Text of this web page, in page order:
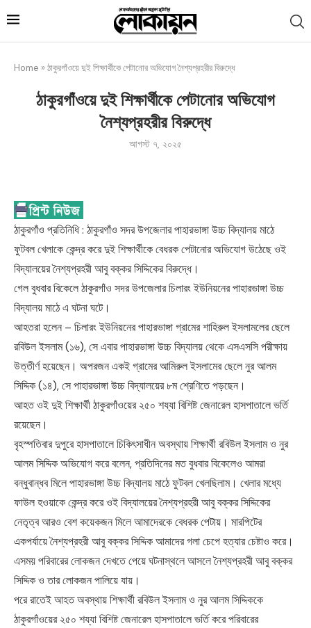
Home » ঠাকুরগাঁওয়ে দুই শিক্ষার্থীকে পেটানোর অভিযোগ নৈশ্যপ্রহরীর বিরুদ্ধে
ঠাকুরগাঁওয়ে দুই শিক্ষার্থীকে পেটানোর অভিযোগ
নৈশ্যপ্রহরীর বিরুদ্ধে
আগস্ট ৭, ২০২৫
ঠাকুরগাঁও প্রতিনিধি : ঠাকুরগাঁও সদর উপজেলার পাহারভাঙ্গা উচ্চ বিদ্যালয় মাঠে
ফুটবল খেলাকে কেন্দ্র করে দুই শিক্ষার্থীকে বেধরক পেটানোর অভিযোগ উঠেছে ওই
বিদ্যালয়ের নৈশ্যপ্রহরী আবু বক্কর সিদ্দিকের বিরুদ্ধে।
গেল বুধবার বিকেলে ঠাকুরগাঁও সদর উপজেলার চিলারং ইউনিয়নের পাহারভাঙ্গা উচ্চ
বিদ্যালয় মাঠে এ ঘটনা ঘটে।
আহতরা হলেন – চিলারং ইউনিয়নের পাহারভাঙ্গা গ্রামের শাহিরুল ইসলামলের ছেলে
রবিউল ইসলাম (১৬), সে এবার পাহারভাঙ্গা উচ্চ বিদ্যালয় থেকে এসএসসি পরীক্ষায়
উত্তীর্ণ হয়েছেন। অপরজন একই গ্রামের আমিরুল ইসলামের ছেলে নুর আলম
সিদ্দিক (১৪), সে পাহারভাঙ্গা উচ্চ বিদ্যালয়ের ৮ম শ্রেণিতে পড়ছেন।
আহত ওই দুই শিক্ষার্থী ঠাকুরগাঁওয়ের ২৫০ শয্যা বিশিষ্ট জেনারেল হাসপাতালে ভর্তি
রয়েছেন।
বৃহস্পতিবার দুপুরে হাসপাতালে চিকিৎসাধীন অবস্থায় শিক্ষার্থী রবিউল ইসলাম ও নুর
আলম সিদ্দিক অভিযোগ করে বলেন, প্রতিদিনের মত বুধবার বিকেলেও আমরা
বন্ধুবান্ধব মিলে পাহারভাঙ্গা উচ্চ বিদ্যালয় মাঠে ফুটবল খেলছিলাম। খেলার মধ্যে
ফাউল হওয়াকে কেন্দ্র করে ওই বিদ্যালয়ের নৈশ্যপ্রহরী আবু বক্কর সিদ্দিকের
নেতৃত্ব আরও বেশ কয়েকজন মিলে আমাদেরকে বেধরক পেটায়। মারপিটের
একপর্যায়ে নৈশ্যপ্রহরী আবু বক্কর সিদ্দিক আমাদের গলা চেপে হত্যার চেষ্টাও করে।
এসময় পরিবারের লোকজন দেখতে পেয়ে ঘটনাস্থলে আসলে নৈশ্যপ্রহরী আবু বক্কর
সিদ্দিক ও তার লোকজন পালিয়ে যায়।
পরে রাতেই আহত অবস্থায় শিক্ষার্থী রবিউল ইসলাম ও নুর আলম সিদ্দিককে
ঠাকুরগাঁওয়ের ২৫০ শয্যা বিশিষ্ট জেনারেল হাসপাতালে ভর্তি করে পরিবারের